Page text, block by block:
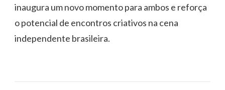
inaugura um novo momento para ambos e reforça
o potencial de encontros criativos na cena
independente brasileira.